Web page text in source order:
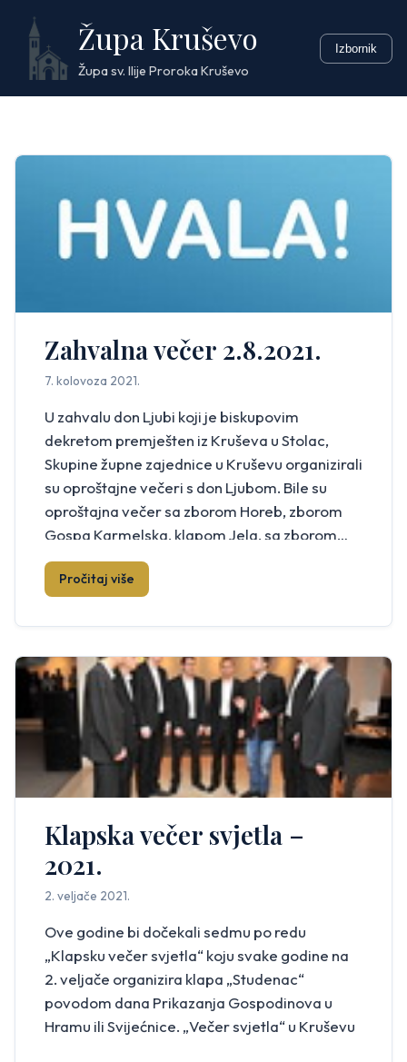
content
Župa Kruševo
Župa sv. Ilije Proroka Kruševo
Izbornik
Zahvalna večer 2.8.2021.
7. kolovoza 2021.
U zahvalu don Ljubi koji je biskupovim
dekretom premješten iz Kruševa u Stolac,
Skupine župne zajednice u Kruševu organizirali
su oproštajne večeri s don Ljubom. Bile su
oproštajna večer sa zborom Horeb, zborom
Gospa Karmelska, klapom Jela, sa zborom
Ilijini Anđeli, donatorska i oproštajna večer s
Nogometnim klubom i Župnim vijećnicima. U
Pročitaj više
Klapska večer svjetla –
2021.
2. veljače 2021.
Ove godine bi dočekali sedmu po redu
„Klapsku večer svjetla“ koju svake godine na
2. veljače organizira klapa „Studenac“
povodom dana Prikazanja Gospodinova u
Hramu ili Svijećnice. „Večer svjetla“ u Kruševu